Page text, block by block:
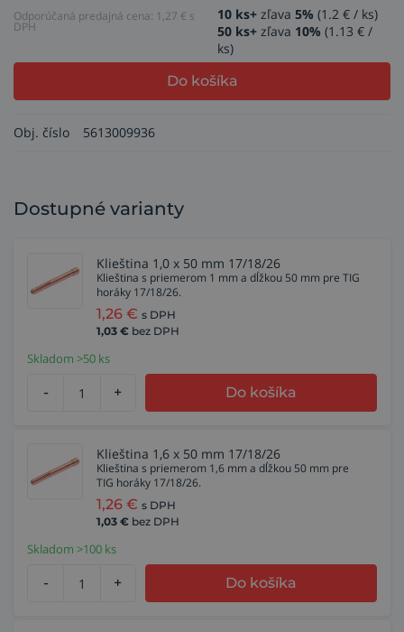
Odporúčaná predajná cena: 1,27 € s
DPH
Do košíka
10 ks+zľava5%(1.2 € / ks)
50 ks+zľava 10%(1.13 € /
ks)
Obj. číslo 5613009936
Dostupné varianty
Klieština 1,0 x 50 mm 17/18/26
Klieština s priemerom 1 mm a dĺžkou 50 mm pre TIG
horáky 17/18/26.
1,26 € s DPH
1,03 € bez DPH
Skladom >50 ks
- + Do košíka
Klieština 1,6 x 50 mm 17/18/26
Klieština s priemerom 1,6 mm a dĺžkou 50 mm pre
TIG horáky 17/18/26.
1,26 € s DPH
1,03 € bez DPH
Skladom >100 ks
- + Do košíka